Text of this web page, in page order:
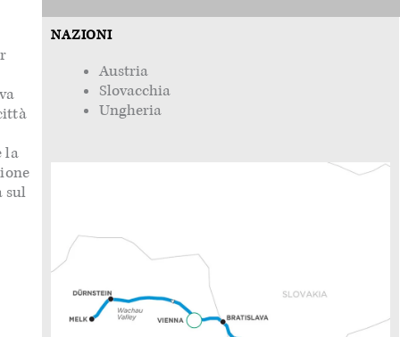
la
sul
NAZIONI
Austria
Slovacchia
Ungheria